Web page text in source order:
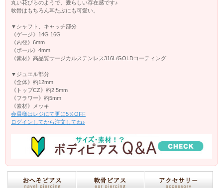
丸い花びらのようで、愛らしい存在感です♪
軟骨はもちろん耳たぶにも可愛い。
▼シャフト、キャッチ部分
《ゲージ》14G 16G
《内径》6mm
《ボール》4mm
《素材》高品質サージカルステンレス316L/GOLDコーティング
▼ジュエル部分
《全体》約12mm
《トップCZ》約2.5mm
《フラワー》約5mm
《素材》メッキ
会員様はレジにて更に5％OFF
ログインしてから注文してね♪